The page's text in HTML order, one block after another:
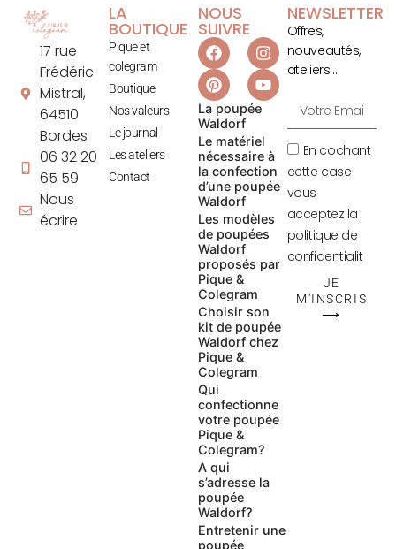
17 rue
Frédéric
Mistral,
64510
Bordes
06 32 20
65 59
Nous
écrire
LA
BOUTIQUE
Pique et
colegram
Boutique
Nos valeurs
Le journal
Les ateliers
Contact
NOUS
SUIVRE
La poupée
Waldorf
Le matériel
nécessaire à
la confection
d’une poupée
Waldorf
Les modèles
de poupées
Waldorf
proposés par
Pique &
Colegram
Choisir son
kit de poupée
Waldorf chez
Pique &
Colegram
Qui
confectionne
votre poupée
Pique &
Colegram?
A qui
s’adresse la
poupée
Waldorf?
Entretenir une
poupée
NEWSLETTER
Offres,
nouveautés,
ateliers…
En cochant
cette case
vous
acceptez la
politique de
confidentialit
JE
M'INSCRIS
⟶